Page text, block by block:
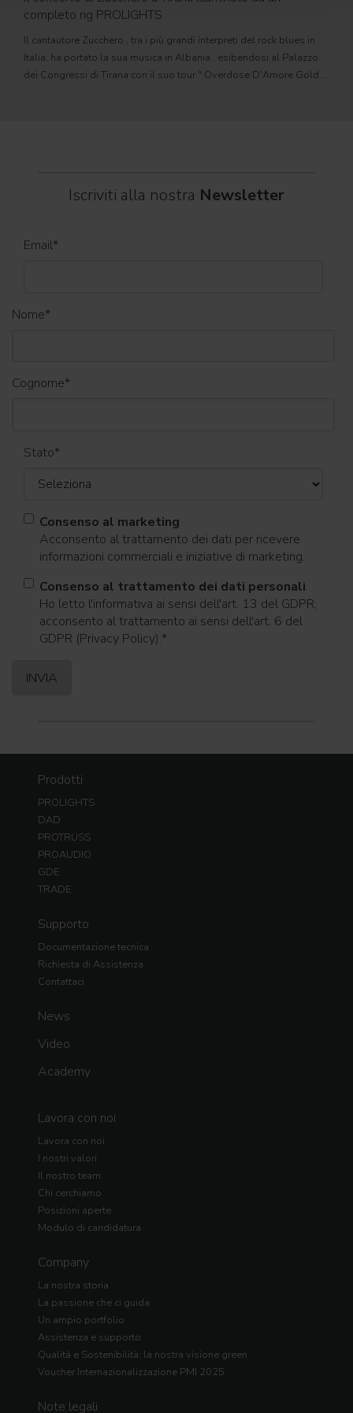
completo rig PROLIGHTS
Il cantautore Zucchero , tra i più grandi interpreti del rock blues in
Italia, ha portato la sua musica in Albania , esibendosi al Palazzo
dei Congressi di Tirana con il suo tour " Overdose D'Amore Gold -
Iscriviti alla nostra Newsletter
Email*
Nome*
Cognome*
Stato*
Consenso al marketing
Acconsento al trattamento dei dati per ricevere
informazioni commerciali e iniziative di marketing.
Consenso al trattamento dei dati personali
Ho letto l'informativa ai sensi dell'art. 13 del GDPR;
acconsento al trattamento ai sensi dell'art. 6 del
GDPR (Privacy Policy).*
Prodotti
PROLIGHTS
DAD
PROTRUSS
PROAUDIO
GDE
TRADE
Supporto
Documentazione tecnica
Richiesta di Assistenza
Contattaci
News
Video
Academy
Lavora con noi
Lavora con noi
I nostri valori
Il nostro team
Chi cerchiamo
Posizioni aperte
Modulo di candidatura
Company
La nostra storia
La passione che ci guida
Un ampio portfolio
Assistenza e supporto
Qualità e Sostenibilità: la nostra visione green
Voucher Internazionalizzazione PMI 2025
Note legali